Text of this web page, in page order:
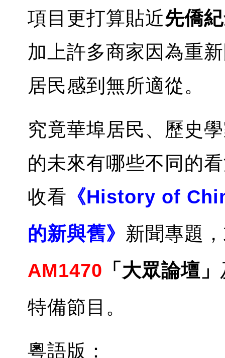
項目更打算貼近先僑
加上許多商家因為重
居民感到無所適從。
究竟華埠居民、歷史
的未來有哪些不同的
收看 《History of
的新與舊》 新聞專題
AM1470 「大眾論壇」
特備節目。
粵語版：